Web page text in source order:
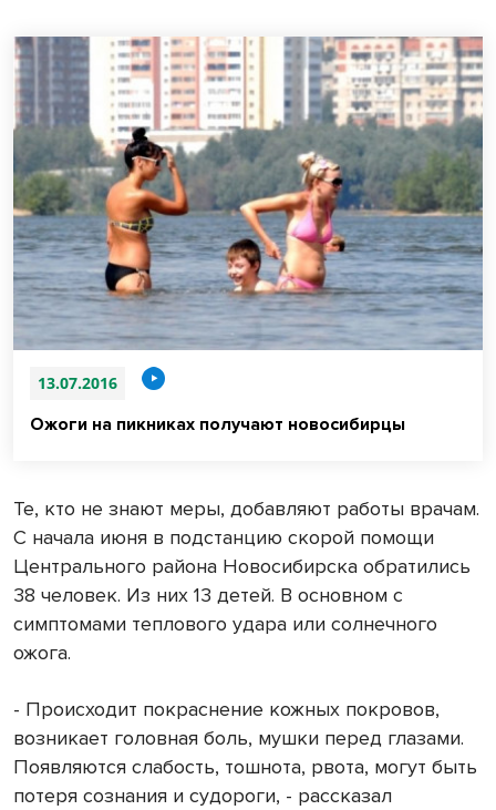
13.07.2016
Ожоги на пикниках получают новосибирцы
Те, кто не знают меры, добавляют работы врачам.
С начала июня в подстанцию скорой помощи
Центрального района Новосибирска обратились
38 человек. Из них 13 детей. В основном с
симптомами теплового удара или солнечного
ожога.
- Происходит покраснение кожных покровов,
возникает головная боль, мушки перед глазами.
Появляются слабость, тошнота, рвота, могут быть
потеря сознания и судороги, - рассказал